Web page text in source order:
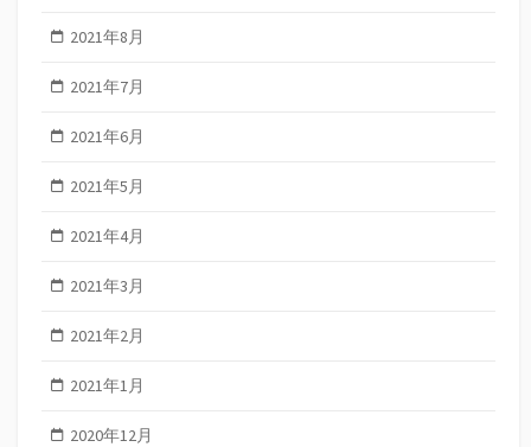
2021年8月
2021年7月
2021年6月
2021年5月
2021年4月
2021年3月
2021年2月
2021年1月
2020年12月